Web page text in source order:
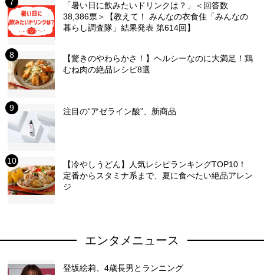
「暑い日に飲みたいドリンクは？」＜回答数
38,386票＞【教えて！ みんなの衣食住「みんなの
暮らし調査隊」結果発表 第614回】
【驚きのやわらかさ！】ヘルシーなのに大満足！鶏
むね肉の絶品レシピ8選
注目の“アゼライン酸”、新商品
【冷やしうどん】人気レシピランキングTOP10！
定番からスタミナ系まで、夏に食べたい絶品アレン
ジ
エンタメニュース
登坂絵莉、4歳長男とランニング